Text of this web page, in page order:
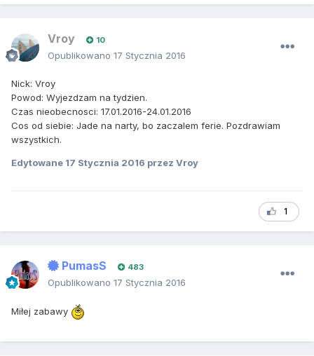
Vroy 10
Opublikowano 17 Stycznia 2016
Nick: Vroy
Powod: Wyjezdzam na tydzien.
Czas nieobecnosci: 17.01.2016-24.01.2016
Cos od siebie: Jade na narty, bo zaczalem ferie. Pozdrawiam
wszystkich.
Edytowane 17 Stycznia 2016 przez Vroy
1
PumasS 483
Opublikowano 17 Stycznia 2016
Miłej zabawy